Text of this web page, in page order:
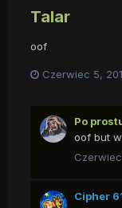
Talar
oof
Czerwiec 5,
Po
oof but
Cipher